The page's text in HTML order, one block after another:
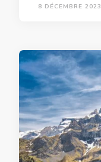
8 DÉCEMBRE 2023